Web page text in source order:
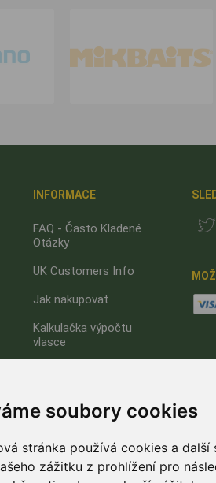
soubory cookies
stránka používá cookies a
zážitku z prohlížení pro
INFORMACE
FAQ - Často Kladené
Otázky
UK Customers Info
Jak nakupovat
Kalkulačka výpočtu
vlasce
O nás
GDPR - Ochrana údajů